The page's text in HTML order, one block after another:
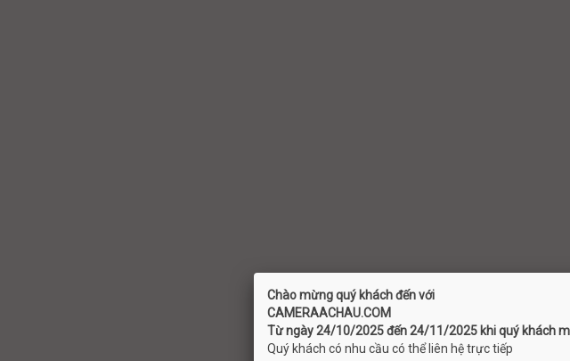
Chào mừng quý khách đến với
CAMERAACHAU.COM
Từ ngày 24/10/2025 đến 24/11/2025 khi quý khách
Quý khách có nhu cầu có thể liên hệ trực tiếp